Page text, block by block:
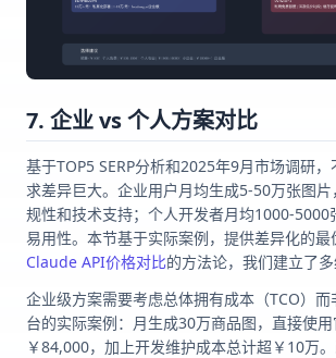
7. 企业 vs 个人方案对比
基于TOP5 SERP分析和2025年9月市场调研
求差异巨大。企业用户月均生成5-50万张图
规性和技术支持；个人开发者月均1000-5000
易用性。本节基于实际案例，提供差异化的最
Claude API价格对比的方法论，我们建立了多
企业级方案需要考虑总体拥有成本（TCO）
台的实际案例：月生成30万商品图，直接使
￥84,000，加上开发维护成本总计超￥10万